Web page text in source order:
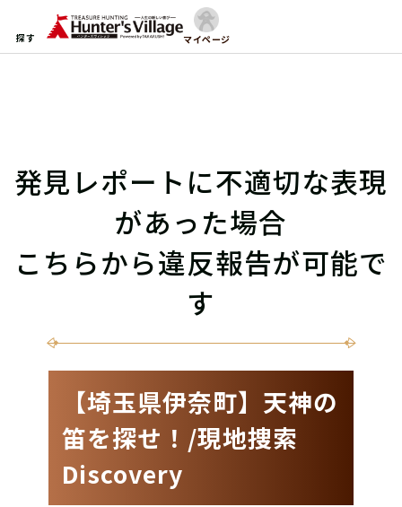
探す マイページ
発見レポートに不適切な表現
があった場合
こちらから違反報告が可能で
す
【埼玉県伊奈町】天神の
笛を探せ！/現地捜索
Discovery